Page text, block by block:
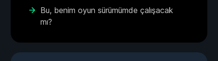
Bu, benim oyun sürümümde çalışacak
mı?